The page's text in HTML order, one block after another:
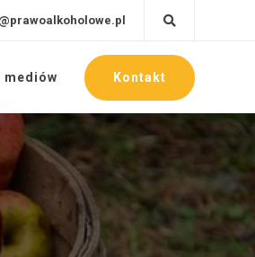
mediów Kontakt